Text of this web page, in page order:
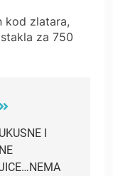
kod zlatara,
za 750
I